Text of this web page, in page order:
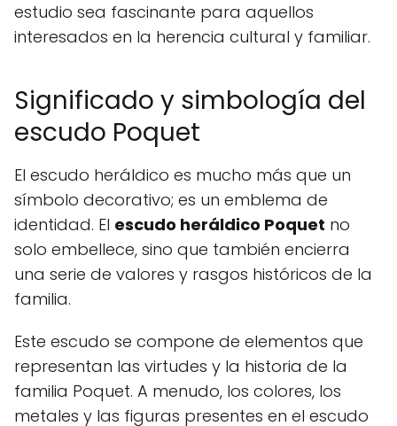
estudio sea fascinante para aquellos
interesados en la herencia cultural y familiar.
Significado y simbología del
escudo Poquet
El escudo heráldico es mucho más que un
símbolo decorativo; es un emblema de
identidad. El escudo heráldico Poquet no
solo embellece, sino que también encierra
una serie de valores y rasgos históricos de la
familia.
Este escudo se compone de elementos que
representan las virtudes y la historia de la
familia Poquet. A menudo, los colores, los
metales y las figuras presentes en el escudo